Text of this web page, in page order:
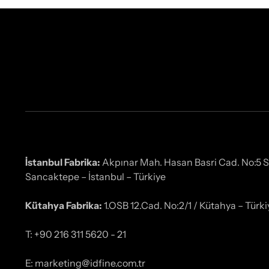
İstanbul Fabrika: Akpınar Mah. Hasan Basri Cad. No:5
Sancaktepe – İstanbul – Türkiye
Kütahya Fabrika: 1.OSB 12.Cad. No:2/1 / Kütahya –
T: +90 216 311 5620 - 21
E: marketing@idfine.com.tr